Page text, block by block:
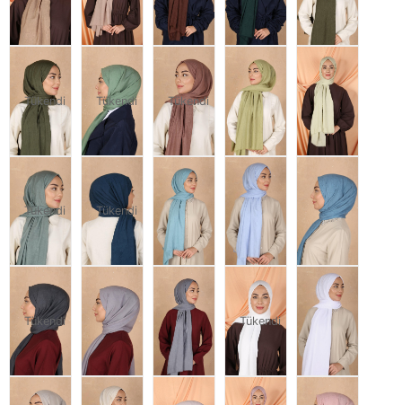
Tükendi Tükendi Tükendi
Tükendi Tükendi
Tükendi Tükendi